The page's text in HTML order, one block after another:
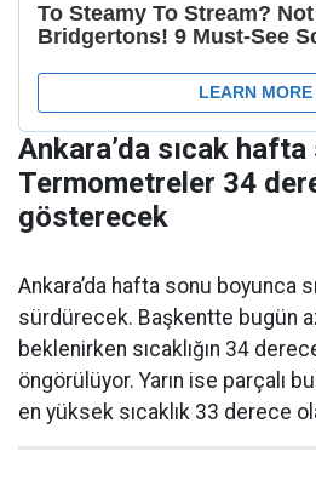
Ankara’da sıcak hafta
Termometreler 34
gösterecek
Ankara’da hafta sonu boyunca
sürdürecek. Başkentte bugün
beklenirken sıcaklığın 34
öngörülüyor. Yarın ise parçalı
en yüksek sıcaklık 33 derece